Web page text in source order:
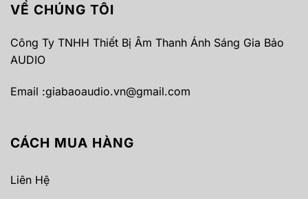
VỀ CHÚNG TÔI
Công Ty TNHH Thiết Bị Âm Thanh Ánh Sáng Gia Bảo
AUDIO
Email :giabaoaudio.vn@gmail.com
CÁCH MUA HÀNG
Liên Hệ